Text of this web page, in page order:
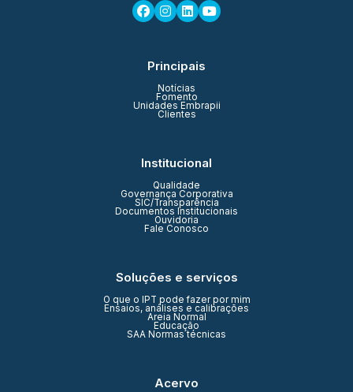
Principais
Notícias
Fomento
Unidades Embrapii
Clientes
Institucional
Qualidade
Governança Corporativa
SIC/Transparência
Documentos Institucionais
Ouvidoria
Fale Conosco
Soluções e serviços
O que o IPT pode fazer por mim
Ensaios, análises e calibrações
Areia Normal
Educação
SAA Normas técnicas
Acervo